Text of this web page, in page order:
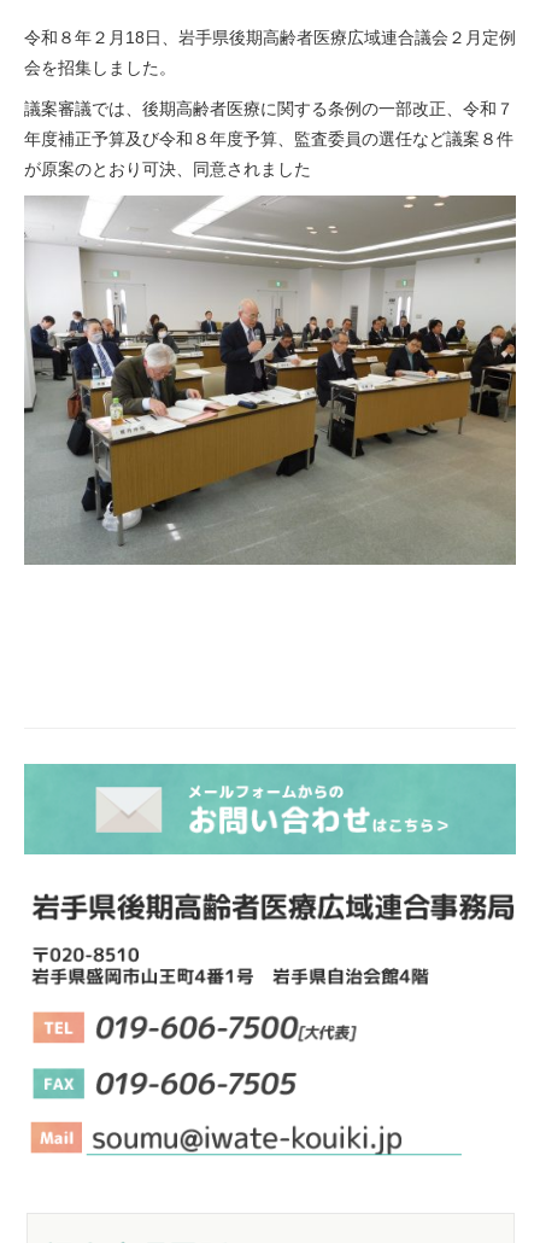
令和８年２月18日、岩手県後期高齢者医療広域連合議会２月定例
会を招集しました。
議案審議では、後期高齢者医療に関する条例の一部改正、令和７
年度補正予算及び令和８年度予算、監査委員の選任など議案８件
が原案のとおり可決、同意されました